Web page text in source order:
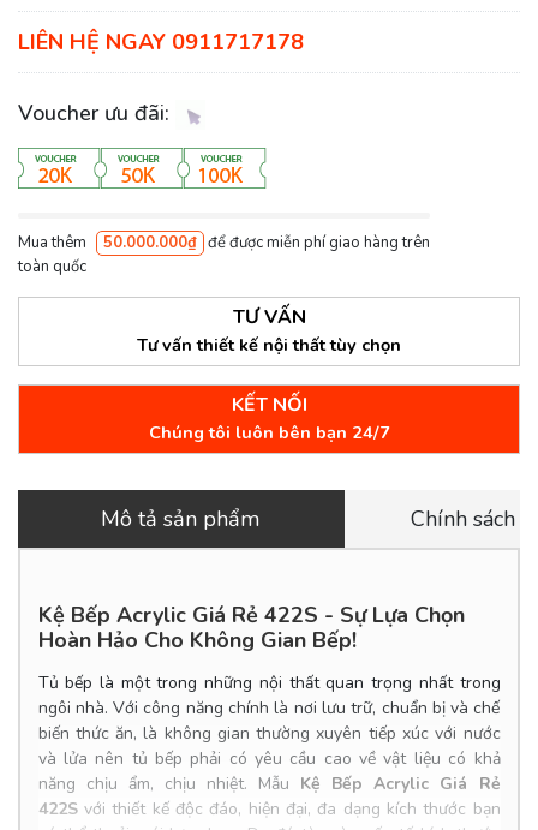
LIÊN HỆ NGAY 0911717178
Voucher ưu đãi:
Mua thêm 50.000.000₫ để được miễn phí giao hàng trên
toàn quốc
TƯ VẤN
Tư vấn thiết kế nội thất tùy chọn
KẾT NỐI
Chúng tôi luôn bên bạn 24/7
Mô tả sản phẩm Chính sách
Kệ Bếp Acrylic Giá Rẻ 422S - Sự Lựa Chọn
Hoàn Hảo Cho Không Gian Bếp!
Tủ bếp là một trong những nội thất quan trọng nhất trong
ngôi nhà. Với công năng chính là nơi lưu trữ, chuẩn bị và chế
biến thức ăn, là không gian thường xuyên tiếp xúc với nước
và lửa nên tủ bếp phải có yêu cầu cao về vật liệu có khả
năng chịu ẩm, chịu nhiệt. Mẫu Kệ Bếp Acrylic Giá Rẻ
422S với thiết kế độc đáo, hiện đại, đa dạng kích thước bạn